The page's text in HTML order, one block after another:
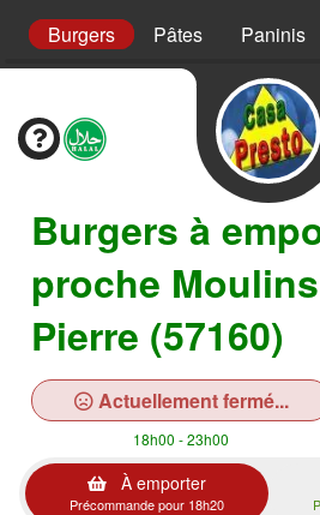
Burgers Pâtes Paninis
Burgers à
proche
Pierre (57160)
Actuellement fermé...
18h00 - 23h00
À emporter
Précommande pour 18h20